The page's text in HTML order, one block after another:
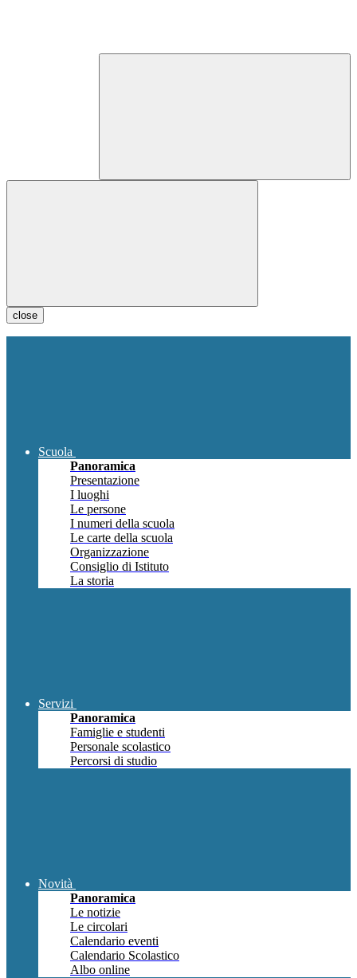
close
Scuola
Panoramica
Presentazione
I luoghi
Le persone
I numeri della scuola
Le carte della scuola
Organizzazione
Consiglio di Istituto
La storia
Servizi
Panoramica
Famiglie e studenti
Personale scolastico
Percorsi di studio
Novità
Panoramica
Le notizie
Le circolari
Calendario eventi
Calendario Scolastico
Albo online